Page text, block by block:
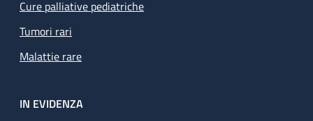
Cure palliative pediatriche
Tumori rari
Malattie rare
IN EVIDENZA